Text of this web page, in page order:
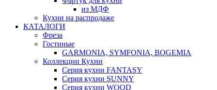
из МДФ
Кухни на распродаже
КАТАЛОГИ
Фреза
Гостиные
GARMONIA, SYMFONIA, BOGEMIA
Коллекции Кухни
Серия кухни FANTASY
Серия кухни SUNNY
Серия кухни WOOD